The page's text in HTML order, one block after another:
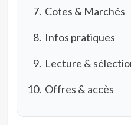
Cotes & Marchés
Infos pratiques
Lecture &
Offres & accès